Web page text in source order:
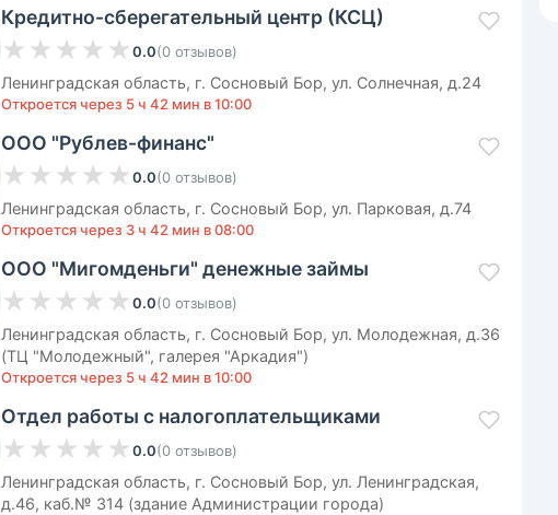
Кредитно-сберегательный центр (КСЦ)
★ ★ ★ ★ ★ 0.0(0 отзывов)
Ленинградская область, г. Сосновый Бор, ул. Солнечная, д.24
Откроется через 5 ч 42 мин в 10:00
ООО "Рублев-финанс"
★ ★ ★ ★ ★ 0.0(0 отзывов)
Ленинградская область, г. Сосновый Бор, ул. Парковая, д.74
Откроется через 3 ч 42 мин в 08:00
ООО "Мигомденьги" денежные займы
★ ★ ★ ★ ★ 0.0(0 отзывов)
Ленинградская область, г. Сосновый Бор, ул. Молодежная, д.36
(ТЦ "Молодежный", галерея "Аркадия")
Откроется через 5 ч 42 мин в 10:00
Отдел работы с налогоплательщиками
★ ★ ★ ★ ★ 0.0(0 отзывов)
Ленинградская область, г. Сосновый Бор, ул. Ленинградская,
д.46, каб.№ 314 (здание Администрации города)